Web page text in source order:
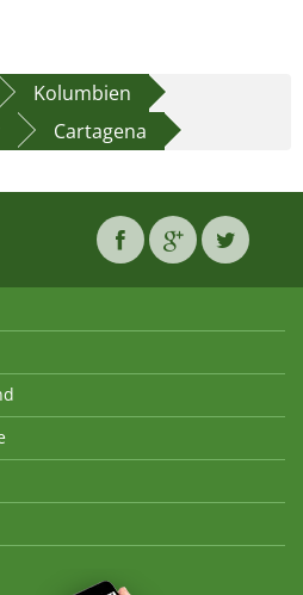
Kolumbien
Cartagena